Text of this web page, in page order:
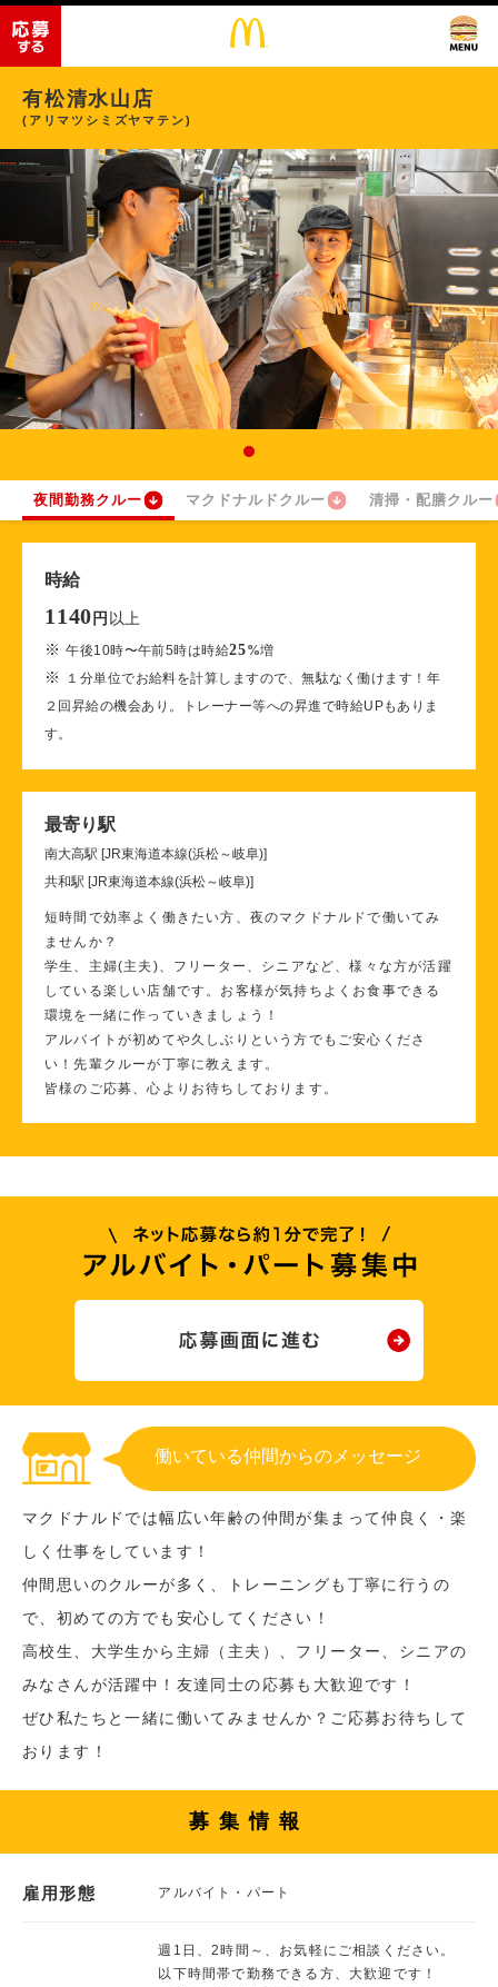
有松清水山店
(アリマツシミズヤマテン)
夜間勤務クルー マクドナルドクルー 清掃・配膳クルー
時給
1140 円 以上
※午後10時〜午前5時は時給25%増
※
１分単位でお給料を計算しますので、無駄なく働けます！年
２回昇給の機会あり。トレーナー等への昇進で時給UPもありま
す。
最寄り駅
南大高駅 [JR東海道本線(浜松～岐阜)]
共和駅 [JR東海道本線(浜松～岐阜)]
短時間で効率よく働きたい方、夜のマクドナルドで働いてみ
ませんか？
学生、主婦(主夫)、フリーター、シニアなど、様々な方が活躍
している楽しい店舗です。お客様が気持ちよくお食事できる
環境を一緒に作っていきましょう！
アルバイトが初めてや久しぶりという方でもご安心くださ
い！先輩クルーが丁寧に教えます。
皆様のご応募、心よりお待ちしております。
働いている仲間からのメッセージ
マクドナルドでは幅広い年齢の仲間が集まって仲良く・楽
しく仕事をしています！
仲間思いのクルーが多く、トレーニングも丁寧に行うの
で、初めての方でも安心してください！
高校生、大学生から主婦（主夫）、フリーター、シニアの
みなさんが活躍中！友達同士の応募も大歓迎です！
ぜひ私たちと一緒に働いてみませんか？ご応募お待ちして
おります！
募集情報
雇用形態 アルバイト・パート
週1日、2時間～、お気軽にご相談ください。
以下時間帯で勤務できる方、大歓迎です！